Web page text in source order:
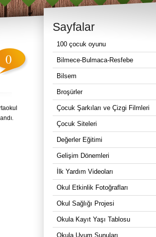
0
Sayfalar
100 çocuk oyunu
Bilmece-Bulmaca-Resfebe
Bilsem
Broşürler
Çocuk Şarkıları ve Çizgi Filmleri
Çocuk Siteleri
Değerler Eğitimi
Gelişim Dönemleri
İlk Yardım Videoları
Okul Etkinlik Fotoğrafları
Okul Sağlığı Projesi
Okula Kayıt Yaşı Tablosu
Okula Uyum Sunuları